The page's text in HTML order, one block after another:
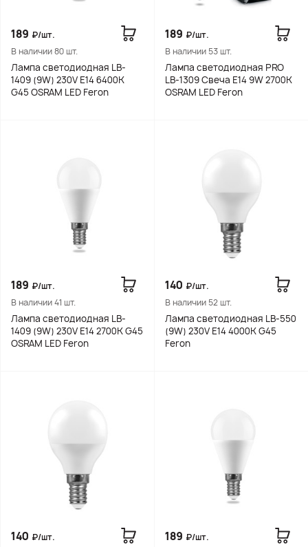
189 ₽/шт.
В наличии 80 шт.
Лампа светодиодная LB-
1409 (9W) 230V E14 6400K
G45 OSRAM LED Feron
189 ₽/шт.
В наличии 53 шт.
Лампа светодиодная PRO
LB-1309 Свеча E14 9W 2700K
OSRAM LED Feron
189 ₽/шт.
В наличии 41 шт.
Лампа светодиодная LB-
1409 (9W) 230V E14 2700K G45
OSRAM LED Feron
140 ₽/шт.
В наличии 52 шт.
Лампа светодиодная LB-550
(9W) 230V E14 4000K G45
Feron
140 ₽/шт.
189 ₽/шт.